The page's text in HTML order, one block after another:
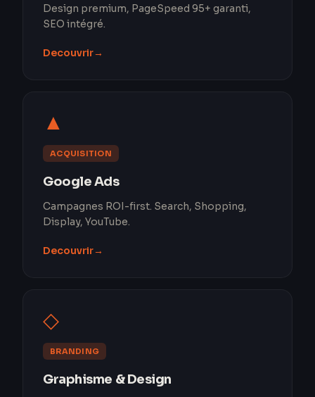
Design premium, PageSpeed 95+ garanti,
SEO intégré.
Decouvrir→
▲
ACQUISITION
Google Ads
Campagnes ROI-first. Search, Shopping,
Display, YouTube.
Decouvrir→
◇
BRANDING
Graphisme & Design